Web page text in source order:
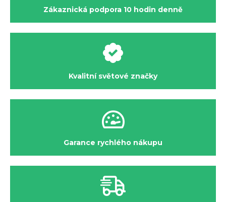
Zákaznická podpora 10 hodin denně
Kvalitní světové značky
Garance rychlého nákupu